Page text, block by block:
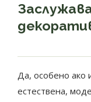
Да, особено ако
естествена,